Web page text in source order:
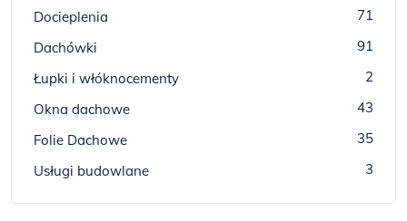
Docieplenia
71
Dachówki
91
Łupki i włóknocementy
2
Okna dachowe
43
Folie Dachowe
35
Usługi budowlane
3